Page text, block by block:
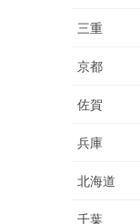
三重
京都
佐賀
兵庫
北海道
千葉